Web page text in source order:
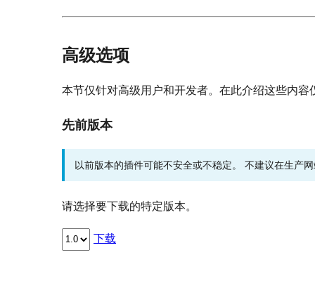
高级选项
本节仅针对高级用户和开发者。在此介绍这些内容
先前版本
以前版本的插件可能不安全或不稳定。 不建议在生产
请选择要下载的特定版本。
下载